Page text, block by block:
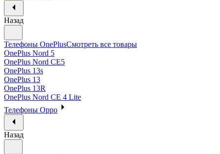
Назад
Телефоны OnePlusСмотреть все товары
OnePlus Nord 5
OnePlus Nord CE5
OnePlus 13s
OnePlus 13
OnePlus 13R
OnePlus Nord CE 4 Lite
Телефоны Oppo
Назад